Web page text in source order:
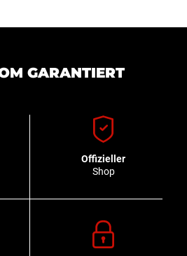
GARANTIERT
Offizieller
Shop